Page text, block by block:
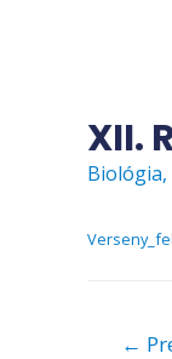
XII.
Biológia,
Bejegyzés
←